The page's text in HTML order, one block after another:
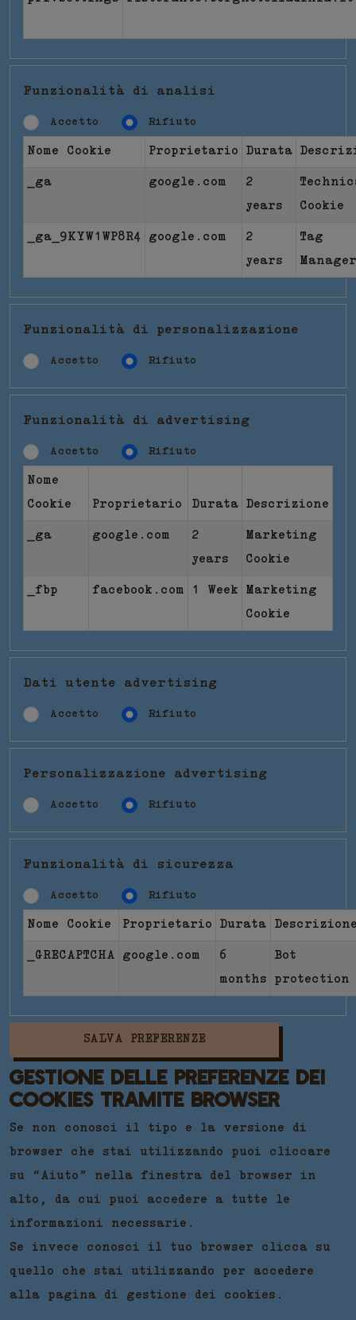
Funzionalità di analisi
Accetto Rifiuto
Nome Cookie Proprietario Durata
_ga google.com 2
years Cookie
_ga_9KYW1WP8R4 google.com 2
years
Tag
Manager
Funzionalità di personalizzazione
Accetto Rifiuto
Funzionalità di advertising
Accetto Rifiuto
Nome
Cookie Proprietario Durata Descrizione
_ga google.com 2
years
Marketing
Cookie
_fbp facebook.com 1 Week Marketing
Cookie
Dati utente advertising
Accetto Rifiuto
Personalizzazione advertising
Accetto Rifiuto
Funzionalità di sicurezza
Accetto Rifiuto
Nome Cookie Proprietario Durata
_GRECAPTCHA google.com 6
months
Bot
protection
SALVA PREFERENZE
GESTIONE DELLE PREFERENZE DEI
COOKIES TRAMITE BROWSER
Se non conosci il tipo e la versione di
browser che stai utilizzando puoi cliccare
su “Aiuto” nella finestra del browser in
alto, da cui puoi accedere a tutte le
informazioni necessarie.
Se invece conosci il tuo browser clicca su
quello che stai utilizzando per accedere
alla pagina di gestione dei cookies.